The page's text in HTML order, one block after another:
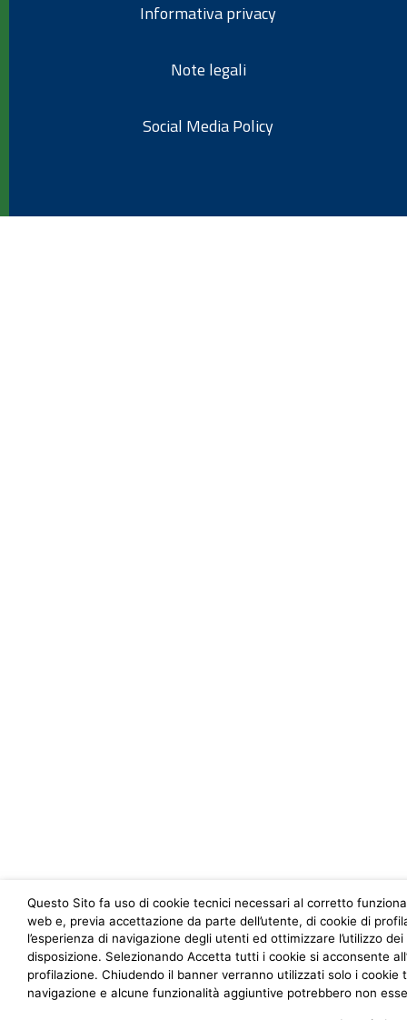
Informativa privacy
Note legali
Social Media Policy
Questo Sito fa uso di cookie tecnici necessari al corretto
web e, previa accettazione da parte dell’utente, di cookie di
l’esperienza di navigazione degli utenti ed ottimizzare l’utilizzo
disposizione. Selezionando Accetta tutti i cookie si acconsente
profilazione. Chiudendo il banner verranno utilizzati solo i cookie
navigazione e alcune funzionalità aggiuntive potrebbero non